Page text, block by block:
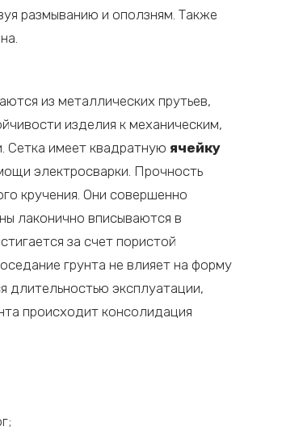
размыванию и оползням. Также
из металлических прутьев,
изделия к механическим,
Сетка имеет квадратную ячейку
электросварки. Прочность
кручения. Они совершенно
лаконично вписываются в
за счет пористой
грунта не влияет на форму
длительностью эксплуатации,
происходит консолидация